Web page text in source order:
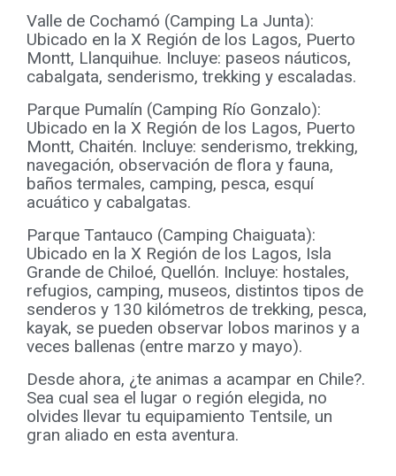
Valle de Cochamó (Camping La Junta):
Ubicado en la X Región de los Lagos, Puerto
Montt, Llanquihue. Incluye: paseos náuticos,
cabalgata, senderismo, trekking y escaladas.
Parque Pumalín (Camping Río Gonzalo):
Ubicado en la X Región de los Lagos, Puerto
Montt, Chaitén. Incluye: senderismo, trekking,
navegación, observación de flora y fauna,
baños termales, camping, pesca, esquí
acuático y cabalgatas.
Parque Tantauco (Camping Chaiguata):
Ubicado en la X Región de los Lagos, Isla
Grande de Chiloé, Quellón. Incluye: hostales,
refugios, camping, museos, distintos tipos de
senderos y 130 kilómetros de trekking, pesca,
kayak, se pueden observar lobos marinos y a
veces ballenas (entre marzo y mayo).
Desde ahora, ¿te animas a acampar en Chile?.
Sea cual sea el lugar o región elegida, no
olvides llevar tu equipamiento Tentsile, un
gran aliado en esta aventura.